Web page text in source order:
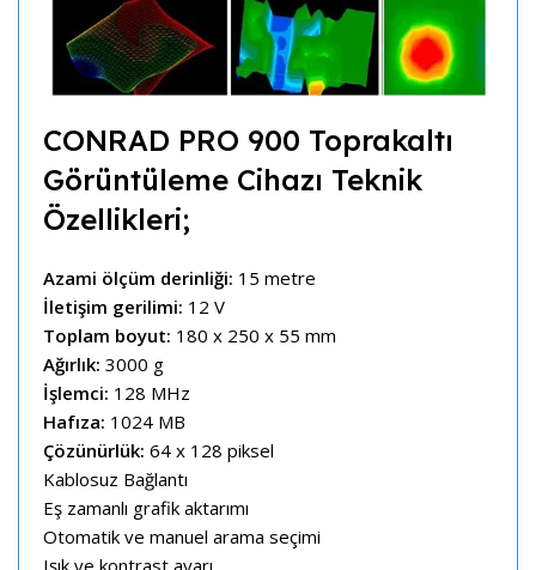
CONRAD PRO 900 Toprakaltı
Görüntüleme Cihazı Teknik
Özellikleri;
Azami ölçüm derinliği: 15 metre
İletişim gerilimi: 12 V
Toplam boyut: 180 x 250 x 55 mm
Ağırlık: 3000 g
İşlemci: 128 MHz
Hafıza: 1024 MB
Çözünürlük: 64 x 128 piksel
Kablosuz Bağlantı
Eş zamanlı grafik aktarımı
Otomatik ve manuel arama seçimi